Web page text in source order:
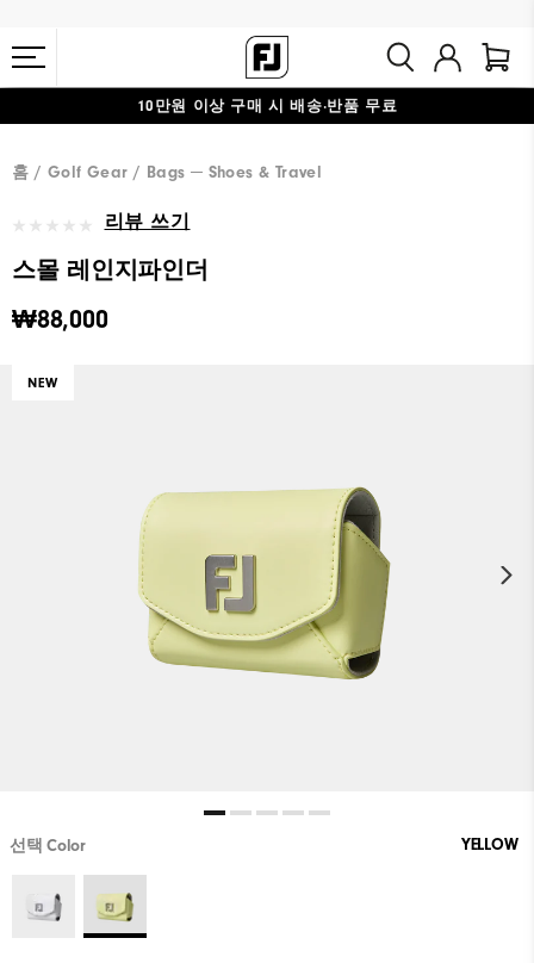
10만원 이상 구매 시 배송·반품 무료
홈 Golf Gear Bags ─ Shoes & Travel
리뷰 쓰기
스몰 레인지파인더
₩88,000
NEW
선택 Color YELLOW